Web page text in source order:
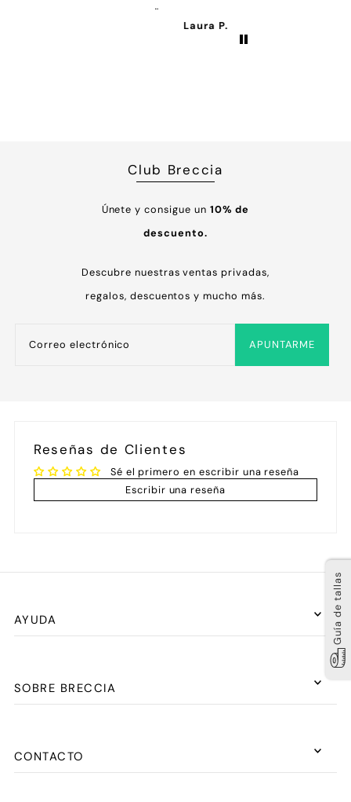
Laura P.
Club Breccia
Únete y consigue un 10% de
descuento.
Descubre nuestras ventas privadas,
regalos, descuentos y mucho más.
APUNTARME
Reseñas de Clientes
Sé el primero en escribir una reseña
Escribir una reseña
AYUDA
SOBRE BRECCIA
CONTACTO
Guía de tallas